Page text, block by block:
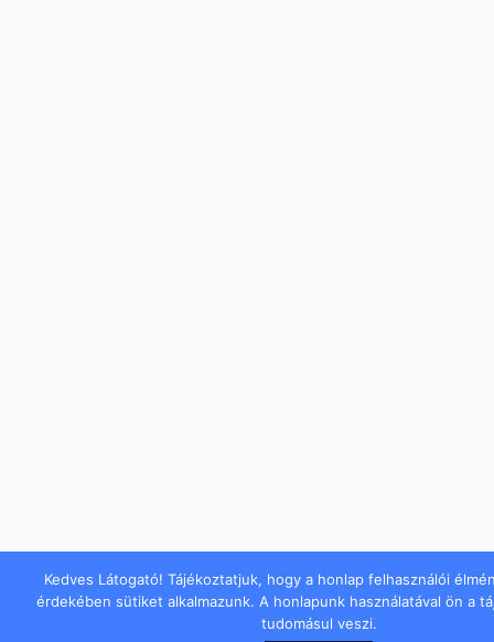
Kedves Látogató! Tájékoztatjuk, hogy a honlap felhasználói
érdekében sütiket alkalmazunk. A honlapunk használatával ön a
tudomásul veszi.